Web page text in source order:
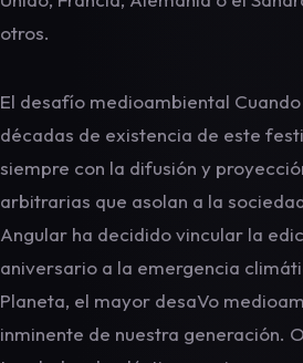
otros.
El desafío medioambiental
décadas de existencia de este
siempre con la difusión y
arbitrarias que asolan a la
Angular ha decidido vincular la
aniversario a la emergencia
Planeta, el mayor desaVo
inminente de nuestra generación.